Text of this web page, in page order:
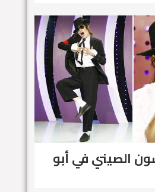
الصيني في أبو